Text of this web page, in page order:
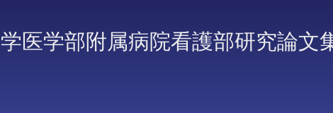
医学部附属病院看護部研究論文